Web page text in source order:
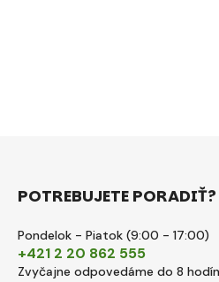
POTREBUJETE PORADIŤ?
Pondelok - Piatok (9:00 - 17:00)
+421 2 20 862 555
Zvyčajne odpovedáme do 8 hodín